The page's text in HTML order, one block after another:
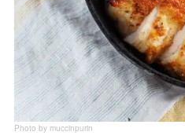
Photo by muccinpurin